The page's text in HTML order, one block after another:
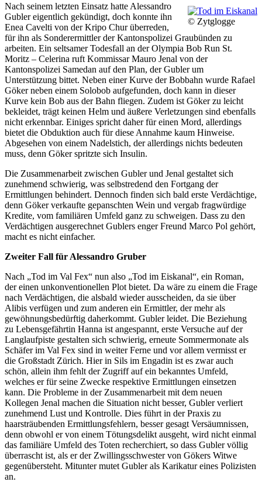
© Zytglogge
Nach seinem letzten Einsatz hatte Alessandro
Gubler eigentlich gekündigt, doch konnte ihn
Enea Cavelti von der Kripo Chur überreden,
für ihn als Sonderermittler der Kantonspolizei Graubünden zu
arbeiten. Ein seltsamer Todesfall an der Olympia Bob Run St.
Moritz – Celerina ruft Kommissar Mauro Jenal von der
Kantonspolizei Samedan auf den Plan, der Gubler um
Unterstützung bittet. Neben einer Kurve der Bobbahn wurde Rafael
Göker neben einem Solobob aufgefunden, doch kann in dieser
Kurve kein Bob aus der Bahn fliegen. Zudem ist Göker zu leicht
bekleidet, trägt keinen Helm und äußere Verletzungen sind ebenfalls
nicht erkennbar. Einiges spricht daher für einen Mord, allerdings
bietet die Obduktion auch für diese Annahme kaum Hinweise.
Abgesehen von einem Nadelstich, der allerdings nichts bedeuten
muss, denn Göker spritzte sich Insulin.
Die Zusammenarbeit zwischen Gubler und Jenal gestaltet sich
zunehmend schwierig, was selbstredend den Fortgang der
Ermittlungen behindert. Dennoch finden sich bald erste Verdächtige,
denn Göker verkaufte gepanschten Wein und vergab fragwürdige
Kredite, vom familiären Umfeld ganz zu schweigen. Dass zu den
Verdächtigen ausgerechnet Gublers enger Freund Marco Pol gehört,
macht es nicht einfacher.
Zweiter Fall für Alessandro Gruber
Nach „Tod im Val Fex“ nun also „Tod im Eiskanal“, ein Roman,
der einen unkonventionellen Plot bietet. Da wäre zu einem die Frage
nach Verdächtigen, die alsbald wieder ausscheiden, da sie über
Alibis verfügen und zum anderen ein Ermittler, der mehr als
gewöhnungsbedürftig daherkommt. Gubler leidet. Die Beziehung
zu Lebensgefährtin Hanna ist angespannt, erste Versuche auf der
Langlaufpiste gestalten sich schwierig, erneute Sommermonate als
Schäfer im Val Fex sind in weiter Ferne und vor allem vermisst er
die Großstadt Zürich. Hier in Sils im Engadin ist es zwar auch
schön, allein ihm fehlt der Zugriff auf ein bekanntes Umfeld,
welches er für seine Zwecke respektive Ermittlungen einsetzen
kann. Die Probleme in der Zusammenarbeit mit dem neuen
Kollegen Jenal machen die Situation nicht besser, Gubler verliert
zunehmend Lust und Kontrolle. Dies führt in der Praxis zu
haarsträubenden Ermittlungsfehlern, besser gesagt Versäumnissen,
denn obwohl er von einem Tötungsdelikt ausgeht, wird nicht einmal
das familiäre Umfeld des Toten recherchiert, so dass Gubler völlig
überrascht ist, als er der Zwillingsschwester von Gökers Witwe
gegenübersteht. Mitunter mutet Gubler als Karikatur eines Polizisten
an.